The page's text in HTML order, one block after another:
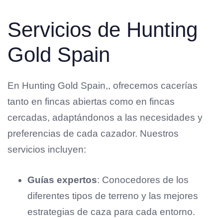
Servicios de Hunting
Gold Spain
En Hunting Gold Spain,, ofrecemos cacerías
tanto en fincas abiertas como en fincas
cercadas, adaptándonos a las necesidades y
preferencias de cada cazador. Nuestros
servicios incluyen:
Guías expertos: Conocedores de los
diferentes tipos de terreno y las mejores
estrategias de caza para cada entorno.